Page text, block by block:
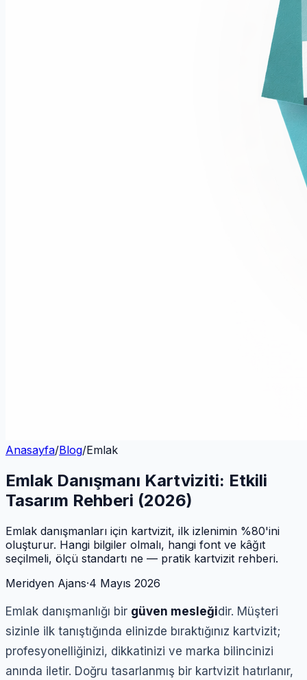
Anasayfa/Blog/Emlak
Emlak Danışmanı Kartviziti: Etkili
Tasarım Rehberi (2026)
Emlak danışmanları için kartvizit, ilk izlenimin %80'ini
oluşturur. Hangi bilgiler olmalı, hangi font ve kâğıt
seçilmeli, ölçü standartı ne — pratik kartvizit rehberi.
Meridyen Ajans·4 Mayıs 2026
Emlak danışmanlığı bir güven mesleğidir. Müşteri
sizinle ilk tanıştığında elinizde bıraktığınız kartvizit;
profesyonelliğinizi, dikkatinizi ve marka bilincinizi
anında iletir. Doğru tasarlanmış bir kartvizit hatırlanır,